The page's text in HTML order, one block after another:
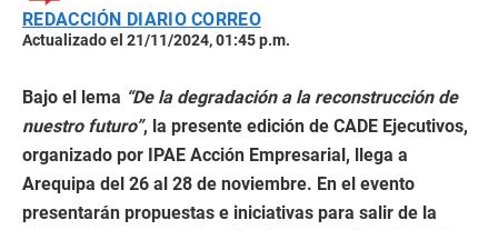
REDACCIÓN DIARIO CORREO
Actualizado el 21/11/2024, 01:45 p.m.
Bajo el lema “De la degradación a la reconstrucción de
nuestro futuro”, la presente edición de CADE Ejecutivos,
organizado por IPAE Acción Empresarial, llega a
Arequipa del 26 al 28 de noviembre. En el evento
presentarán propuestas e iniciativas para salir de la